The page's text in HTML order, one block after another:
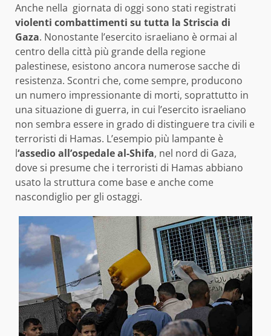
Anche nella giornata di oggi sono stati registrati
violenti combattimenti su tutta la Striscia di
Gaza. Nonostante l’esercito israeliano è ormai al
centro della città più grande della regione
palestinese, esistono ancora numerose sacche di
resistenza. Scontri che, come sempre, producono
un numero impressionante di morti, soprattutto in
una situazione di guerra, in cui l’esercito israeliano
non sembra essere in grado di distinguere tra civili e
terroristi di Hamas. L’esempio più lampante è
l‘assedio all’ospedale al-Shifa, nel nord di Gaza,
dove si presume che i terroristi di Hamas abbiano
usato la struttura come base e anche come
nascondiglio per gli ostaggi.